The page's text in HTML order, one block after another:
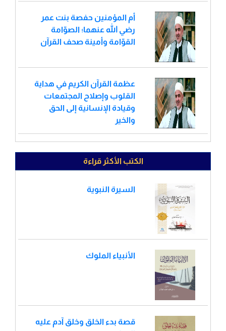
أم المؤمنين حفصة بنت عمر
رضي الله عنهما؛ الصوّامة
القوّامة وأمينة صحف القرآن
عظمة القرآن الكريم في هداية
القلوب وإصلاح المجتمعات
وقيادة الإنسانية إلى الحق
والخير
الكتب الأكثر قراءة
السيرة النبوية
الأنبياء الملوك
قصة بدء الخلق وخلق آدم عليه